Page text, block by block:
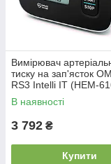
Вимірювач
тиску на зап'ясток
RS3 Intelli IT (HEM-
В наявності
3 792 ₴
Купити